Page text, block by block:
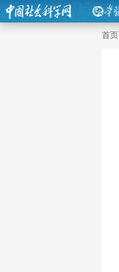
首页